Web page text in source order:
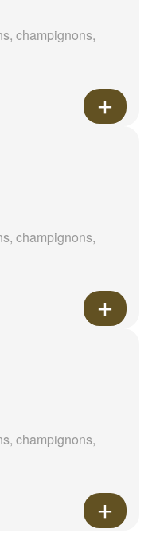
champignons,
champignons,
champignons,